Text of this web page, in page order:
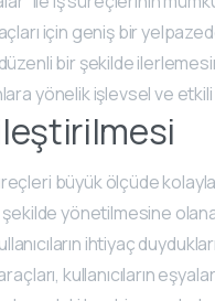
için geniş bir
bir şekilde
yönelik işlevsel ve etkili
büyük ölçüde
yönetilmesine
ihtiyaç
kullanıcıların